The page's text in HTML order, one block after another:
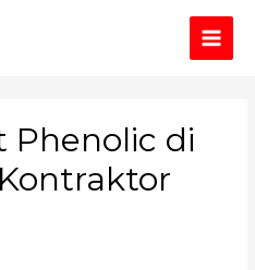
Main
Phenolic di